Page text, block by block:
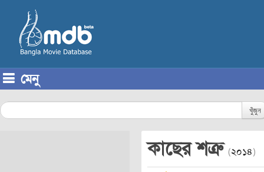
মেনু
খুঁজুন
কাছের শত্রু (২০১৪)